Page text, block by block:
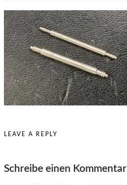
LEAVE A REPLY
Schreibe einen Kommentar